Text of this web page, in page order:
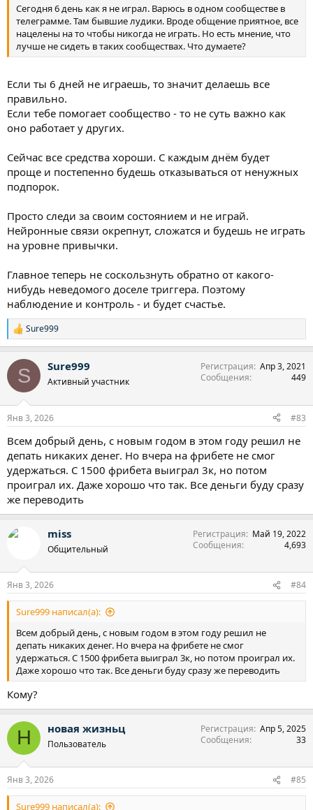
Сегодня 6 день как я не играл. Варюсь в одном сообществе в
телеграмме. Там бывшие лудики. Вроде общение приятное, все
нацелены на то чтобы никогда не играть. Но есть мнение, что
лучше не сидеть в таких сообществах. Что думаете?
Если ты 6 дней не играешь, то значит делаешь все
правильно.
Если тебе помогает сообщество - то не суть важно как
оно работает у других.
Сейчас все средства хороши. С каждым днём будет
проще и постепенно будешь отказываться от ненужных
подпорок.
Просто следи за своим состоянием и не играй.
Нейронные связи окрепнут, сложатся и будешь не играть
на уровне привычки.
Главное теперь не соскользнуть обратно от какого-
нибудь неведомого доселе триггера. Поэтому
наблюдение и контроль - и будет счастье.
Р
е
к
и
Sure999
S Sure999
Активный участник
Регистрация Апр 3, 2021
Сообщения
449
Янв 3, 2026 #83
Всем добрый день, с новым годом в этом году решил не
депать никаких денег. Но вчера на фрибете не смог
удержаться. С 1500 фрибета выиграл 3к, но потом
проиграл их. Даже хорошо что так. Все деньги буду сразу
же переводить
miss
Общительный
Регистрация
Май 19, 2022
Сообщения
4,693
Янв 3, 2026 #84
Sure999 написал(а):
Всем добрый день, с новым годом в этом году решил не
депать никаких денег. Но вчера на фрибете не смог
удержаться. С 1500 фрибета выиграл 3к, но потом проиграл их.
Даже хорошо что так. Все деньги буду сразу же переводить
Кому?
Н новая жизньц
Пользователь
Регистрация Апр 5, 2025
Сообщения
33
Янв 3, 2026 #85
Sure999 написал(а):